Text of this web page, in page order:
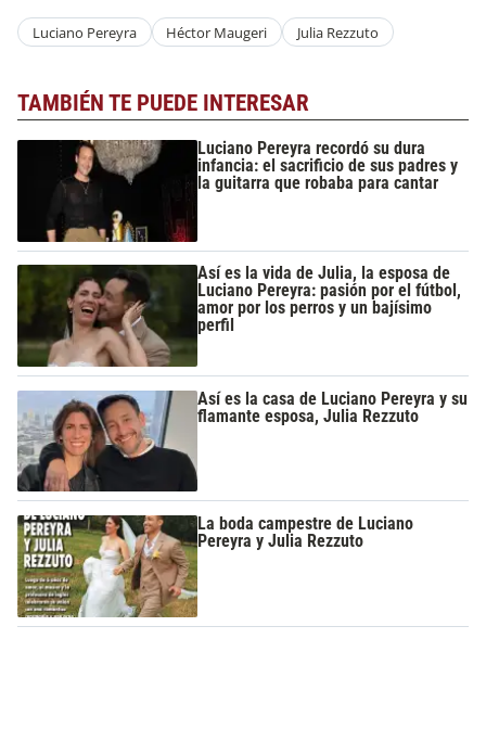
Luciano Pereyra Héctor Maugeri Julia Rezzuto
TAMBIÉN TE PUEDE INTERESAR
Luciano Pereyra recordó su dura
infancia: el sacrificio de sus padres y
la guitarra que robaba para cantar
Así es la vida de Julia, la esposa de
Luciano Pereyra: pasión por el fútbol,
amor por los perros y un bajísimo
perfil
Así es la casa de Luciano Pereyra y su
flamante esposa, Julia Rezzuto
La boda campestre de Luciano
Pereyra y Julia Rezzuto